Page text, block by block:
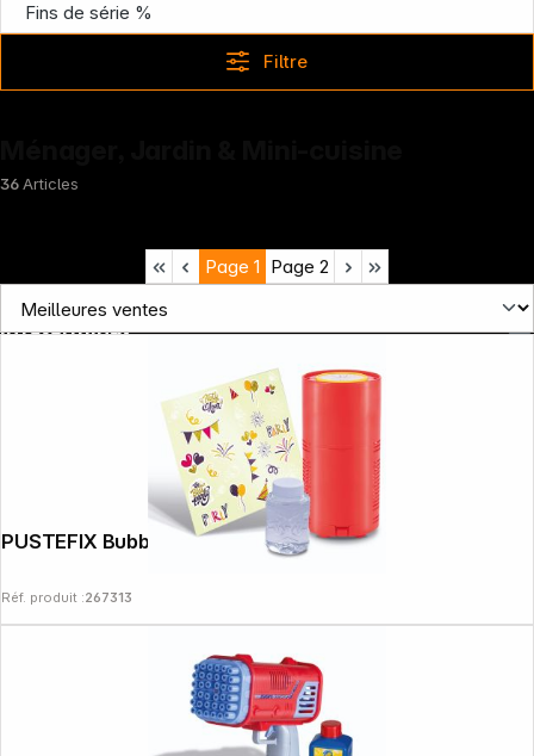
Fins de série %
Filtre
36 Articles
Page 1 Page 2
PUSTEFIX Bubble Fireworks
Réf. produit :267313
Infoterminal